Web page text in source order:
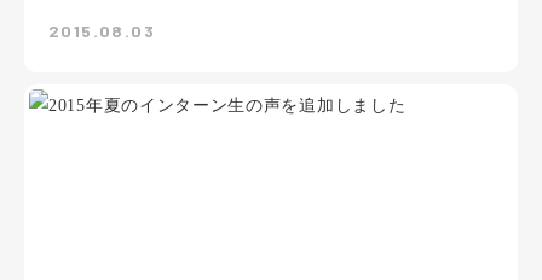
2015.08.03